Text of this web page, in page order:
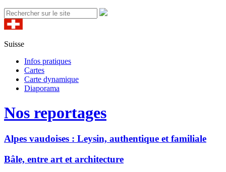
Suisse
Infos pratiques
Cartes
Carte dynamique
Diaporama
Nos reportages
Alpes vaudoises : Leysin, authentique et familiale
Bâle, entre art et architecture